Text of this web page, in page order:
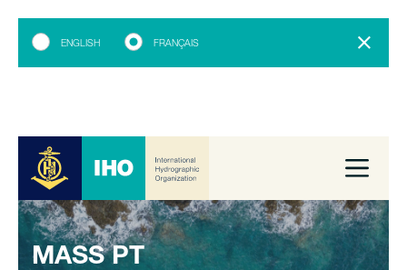
ENGLISH FRANÇAIS
MASS PT